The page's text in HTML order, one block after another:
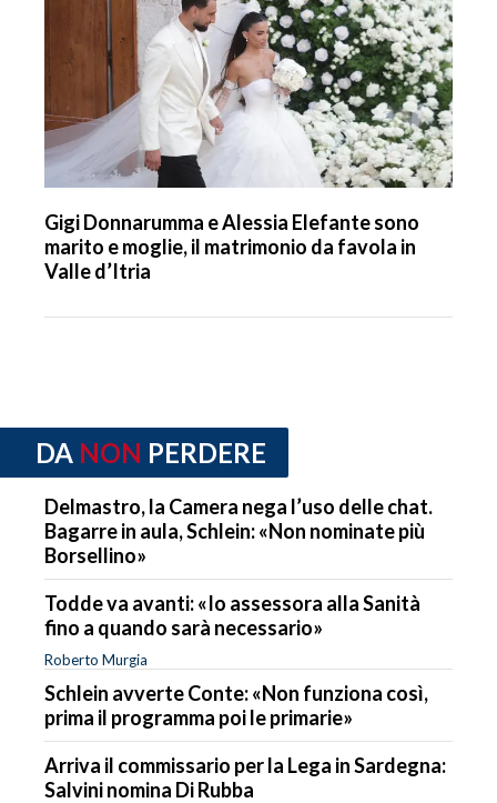
Gigi Donnarumma e Alessia Elefante sono
marito e moglie, il matrimonio da favola in
Valle d’Itria
DA NON PERDERE
Delmastro, la Camera nega l’uso delle chat.
Bagarre in aula, Schlein: «Non nominate più
Borsellino»
Todde va avanti: «Io assessora alla Sanità
fino a quando sarà necessario»
Roberto Murgia
Schlein avverte Conte: «Non funziona così,
prima il programma poi le primarie»
Arriva il commissario per la Lega in Sardegna:
Salvini nomina Di Rubba